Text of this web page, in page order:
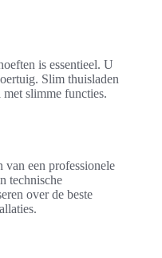
is essentieel. U
Slim thuisladen
slimme functies.
een professionele
technische
over de beste